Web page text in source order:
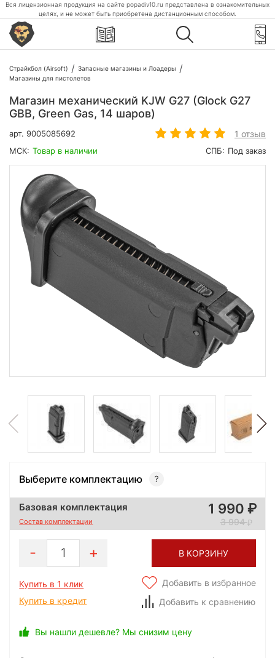
Вся лицензионная продукция на сайте popadiv10.ru представлена в ознакомительных
целях, и не может быть приобретена дистанционным способом.
Страйкбол (Airsoft)
Запасные магазины и Лоадеры
Магазины для пистолетов
Магазин механический KJW G27 (Glock G27
GBB, Green Gas, 14 шаров)
арт. 9005085692 1 отзыв
МСК: Товар в наличии СПБ: Под заказ
Выберите комплектацию
Базовая комплектация
Состав комплектации
1 990
3 994
1 В КОРЗИНУ
Купить в 1 клик
Купить в кредит
Добавить в избранное
Добавить к сравнению
Вы нашли дешевле? Мы снизим цену